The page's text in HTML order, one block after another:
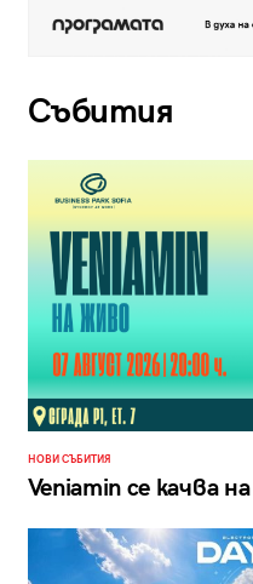
Събития
НОВИ СЪБИТИЯ
Veniamin се качва